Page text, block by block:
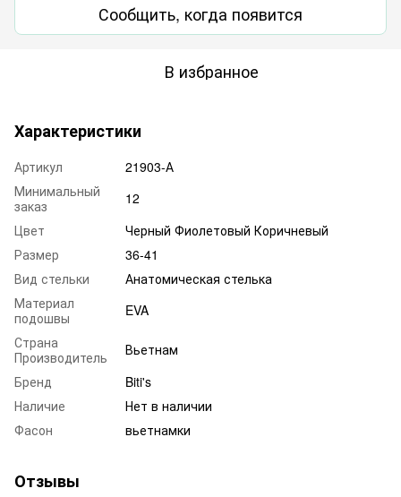
Сообщить, когда появится
В избранное
Характеристики
Артикул
21903-А
Минимальный
заказ
12
Цвет
Черный Фиолетовый Коричневый
Размер
36-41
Вид стельки
Анатомическая стелька
Материал
подошвы
EVA
Страна
Производитель
Вьетнам
Бренд
Biti's
Наличие
Нет в наличии
Фасон
вьетнамки
Отзывы